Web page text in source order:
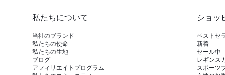
私たちについて
当社のブランド
私たちの使命
私たちの生地
ブログ
アフィリエイトプログラム
ショッ
ベストセ
新着
セール中
レギンス
スポーツ